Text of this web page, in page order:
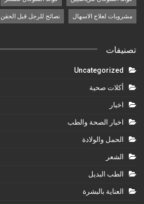
مشروبات لعلاج الاسهال نصائح للرجل قبل
تصنيفات
Uncategorized
أكلات صحية
اخبار
اخبار الصحة والطب
الحمل والولادة
الشعر
الطب البديل
العناية بالبشرة